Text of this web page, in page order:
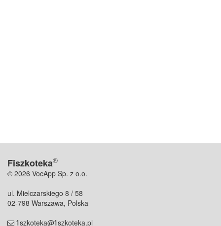
Fiszkoteka®
© 2026 VocApp Sp. z o.o.
ul. Mielczarskiego 8 / 58
02-798 Warszawa, Polska
fiszkoteka@fiszkoteka.pl